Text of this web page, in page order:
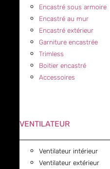
Encastré sous armoire
Encastré au mur
Encastré extérieur
Garniture encastrée
Trimless
Boitier encastré
Accessoires
VENTILATEUR
Ventilateur intérieur
Ventilateur extérieur